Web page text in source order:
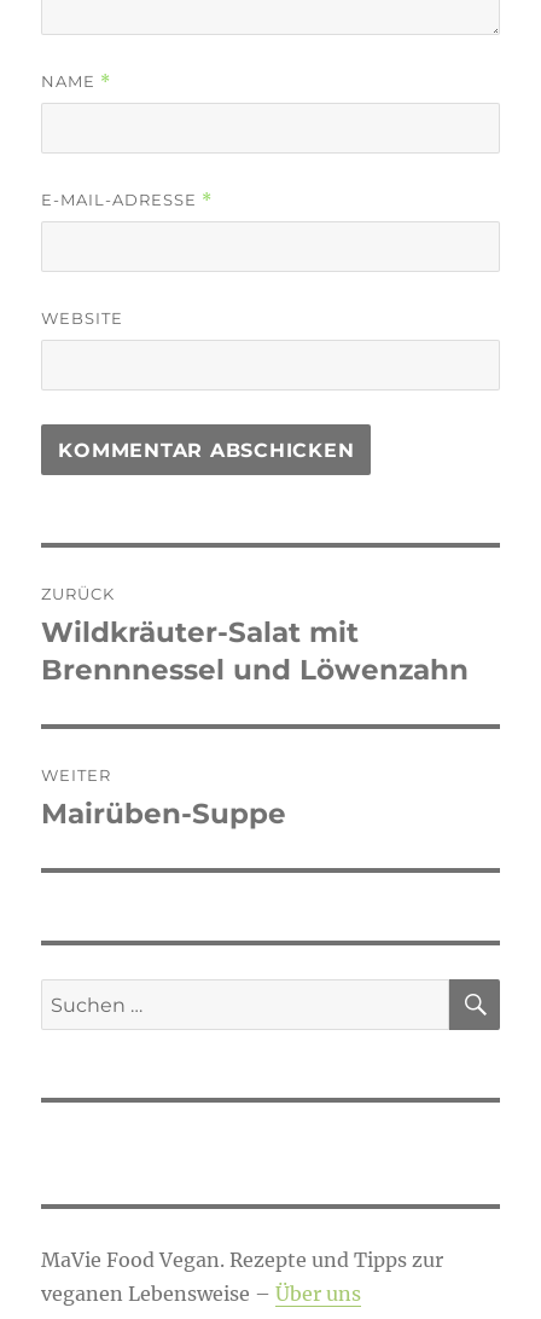
NAME *
E-MAIL-ADRESSE *
WEBSITE
ZURÜCK
Vorheriger
Beitrag:
Wildkräuter-Salat mit
Brennnessel und Löwenzahn
WEITER
Nächster
Mairüben-Suppe
Suchen
nach:
MaVie Food Vegan. Rezepte und Tipps zur
veganen Lebensweise –Über uns